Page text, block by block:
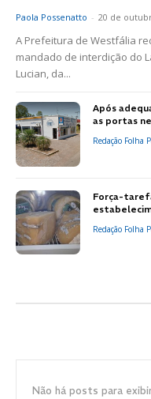
Paola Possenatto - 20 de
A Prefeitura de Westfália
mandado de interdição do
Lucian, da...
Após
as portas
Redação Folha
Força-
Redação Folha
Não há posts para